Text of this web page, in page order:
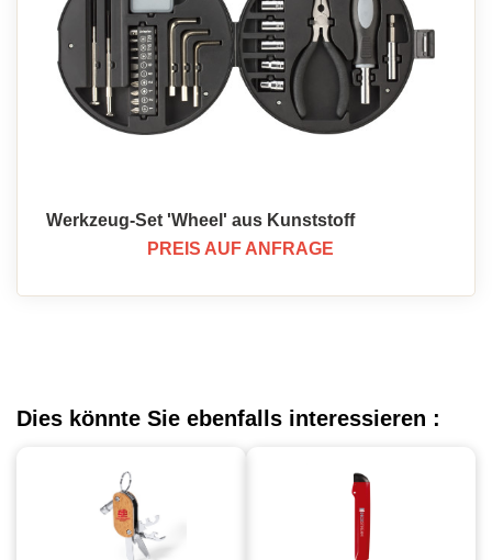
Werkzeug-Set 'Wheel' aus Kunststoff
PREIS AUF ANFRAGE
Dies könnte Sie ebenfalls interessieren :